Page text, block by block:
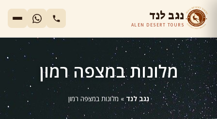
נגב לנד
ALEN DESERT TOURS
מלונות במצפה רמון
נגב לנד » מלונות במצפה רמון